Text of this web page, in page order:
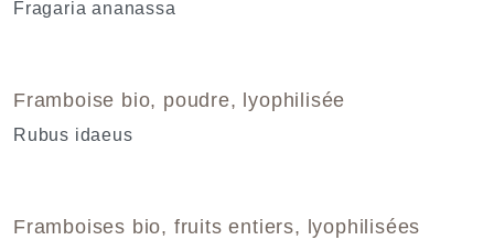
Fragaria ananassa
Framboise bio, poudre, lyophilisée
Rubus idaeus
Framboises bio, fruits entiers, lyophilisées